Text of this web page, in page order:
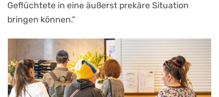
Geflüchtete in eine äußerst prekäre Situation
bringen können.“